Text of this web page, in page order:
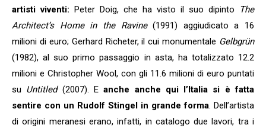
artisti viventi: Peter Doig, che ha visto il suo dipinto
The
Architect’s Home in the Ravine(1991) aggiudicato a 16
milioni di euro; Gerhard Richeter, il cui monumentale Gelbgrün
(1982), al suo primo passaggio in asta, ha totalizzato 12.2
milioni e Christopher Wool, con gli 11.6 milioni di euro puntati
su Untitled(2007). Eanche anche qui l’Italia si è fatta
sentire con un Rudolf Stingel in grande forma. Dell’artista
di origini meranesi erano, infatti, in catalogo due lavori, tra i